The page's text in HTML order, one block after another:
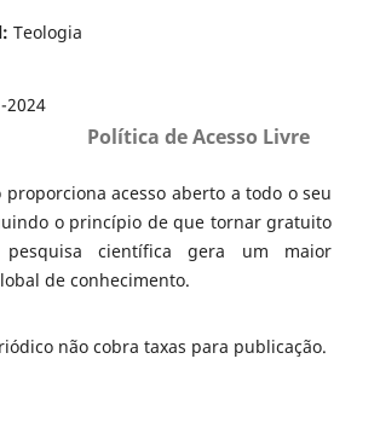
Teologia
2024
Política de Acesso Livre
proporciona acesso aberto a todo o seu
o princípio de que tornar gratuito
científica gera um maior
de conhecimento.
não cobra taxas para publicação.